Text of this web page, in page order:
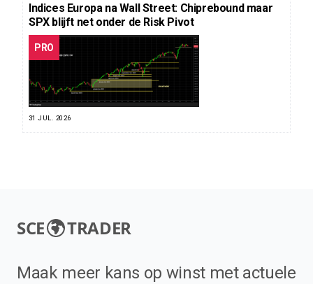
Indices Europa na Wall Street: Chiprebound maar
SPX blijft net onder de Risk Pivot
PRO
31 JUL. 2026
SCE TRADER
Maak meer kans op winst met actuele